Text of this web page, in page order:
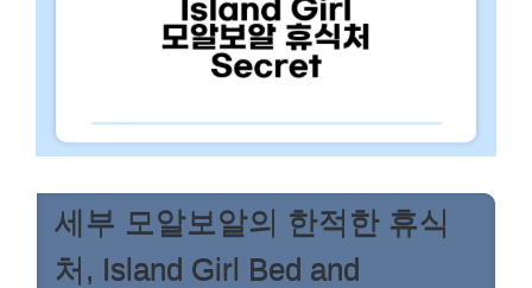
세부 모알보알의 한적한 휴식
처, Island Girl Bed and